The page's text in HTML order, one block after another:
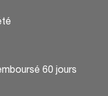
60 jours